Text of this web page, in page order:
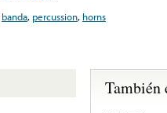
banda, percussion, horns
También